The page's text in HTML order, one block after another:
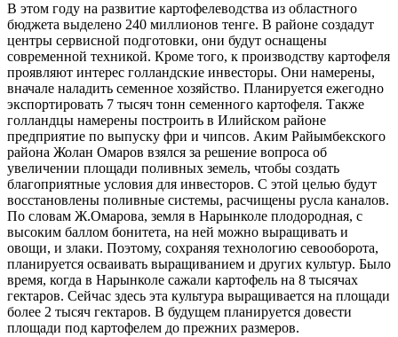
В этом году на развитие картофелеводства из областного
бюджета выделено 240 миллионов тенге. В районе создадут
центры сервисной подготовки, они будут оснащены
современной техникой. Кроме того, к производству картофеля
проявляют интерес голландские инвесторы. Они намерены,
вначале наладить семенное хозяйство. Планируется ежегодно
экспортировать 7 тысяч тонн семенного картофеля. Также
голландцы намерены построить в Илийском районе
предприятие по выпуску фри и чипсов. Аким Райымбекского
района Жолан Омаров взялся за решение вопроса об
увеличении площади поливных земель, чтобы создать
благоприятные условия для инвесторов. С этой целью будут
восстановлены поливные системы, расчищены русла каналов.
По словам Ж.Омарова, земля в Нарынколе плодородная, с
высоким баллом бонитета, на ней можно выращивать и
овощи, и злаки. Поэтому, сохраняя технологию севооборота,
планируется осваивать выращиванием и других культур. Было
время, когда в Нарынколе сажали картофель на 8 тысячах
гектаров. Сейчас здесь эта культура выращивается на площади
более 2 тысяч гектаров. В будущем планируется довести
площади под картофелем до прежних размеров.